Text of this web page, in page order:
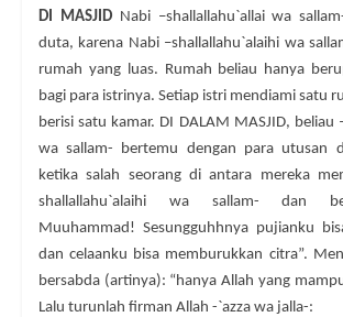
DI MASJIDNabi –shallallahu`allai wa
duta, karena Nabi –shallallahu`alaihi wa
rumah yang luas. Rumah beliau hanya
bagi para istrinya. Setiap istri mendiami satu
berisi satu kamar. DI DALAM MASJID, beliau
wa sallam- bertemu dengan para utusan
ketika salah seorang di antara mereka
shallallahu`alaihi wa sallam- dan
Muuhammad! Sesungguhhnya pujianku
dan celaanku bisa memburukkan citra”.
bersabda (artinya): “hanya Allah yang
Lalu turunlah firman Allah -`azza wa jalla-: